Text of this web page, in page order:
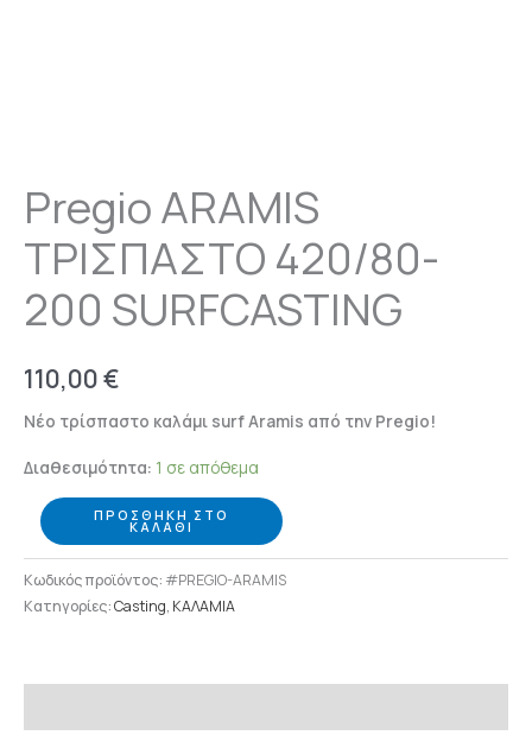
Pregio ARAMIS
ΤΡΙΣΠΑΣΤΟ 420/80-
200 SURFCASTING
110,00€
Nέο τρίσπαστο καλάμι surf Aramis από την Pregio!
Διαθεσιμότητα: 1 σε απόθεμα
ΠΡΟΣΘΉΚΗ ΣΤΟ
ΚΑΛΆΘΙ
Κωδικός προϊόντος: #PREGIO-ARAMIS
Κατηγορίες:Casting, ΚΑΛΑΜΙΑ